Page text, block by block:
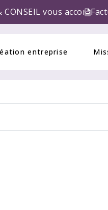
accompagne pour la
entreprise